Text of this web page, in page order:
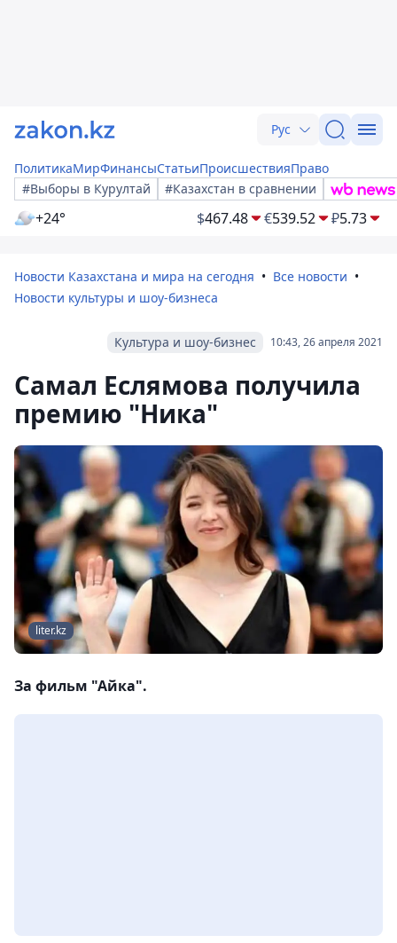
Рус
ПолитикаМирФинансыСтатьиПроисшествияПраво
#Выборы в Курултай
#Казахстан в сравнении
+24° $467.48 €539.52 ₽5.73
Новости Казахстана и мира на сегодня
Все новости
Новости культуры и шоу-бизнеса
10:43, 26 апреля 2021
Культура и шоу-бизнес
Самал Еслямова получила
премию "Ника"
liter.kz
За фильм "Айка".